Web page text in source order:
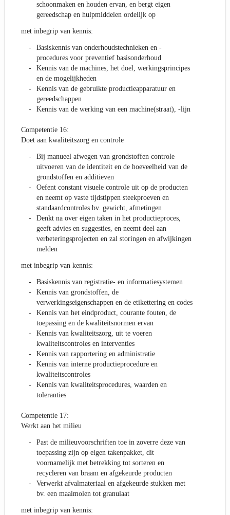
schoonmaken en houden ervan, en bergt eigen
gereedschap en hulpmiddelen ordelijk op
met inbegrip van kennis:
Basiskennis van onderhoudstechnieken en -
procedures voor preventief basisonderhoud
Kennis van de machines, het doel, werkingsprincipes
en de mogelijkheden
Kennis van de gebruikte productieapparatuur en
gereedschappen
Kennis van de werking van een machine(straat), -lijn
Competentie 16:
Doet aan kwaliteitszorg en controle
Bij manueel afwegen van grondstoffen controle
uitvoeren van de identiteit en de hoeveelheid van de
grondstoffen en additieven
Oefent constant visuele controle uit op de producten
en neemt op vaste tijdstippen steekproeven en
standaardcontroles bv. gewicht, afmetingen
Denkt na over eigen taken in het productieproces,
geeft advies en suggesties, en neemt deel aan
verbeteringsprojecten en zal storingen en afwijkingen
melden
met inbegrip van kennis:
Basiskennis van registratie- en informatiesystemen
Kennis van grondstoffen, de
verwerkingseigenschappen en de etikettering en codes
Kennis van het eindproduct, courante fouten, de
toepassing en de kwaliteitsnormen ervan
Kennis van kwaliteitszorg, uit te voeren
kwaliteitscontroles en interventies
Kennis van rapportering en administratie
Kennis van interne productieprocedure en
kwaliteitscontroles
Kennis van kwaliteitsprocedures, waarden en
toleranties
Competentie 17:
Werkt aan het milieu
Past de milieuvoorschriften toe in zoverre deze van
toepassing zijn op eigen takenpakket, dit
voornamelijk met betrekking tot sorteren en
recycleren van braam en afgekeurde producten
Verwerkt afvalmateriaal en afgekeurde stukken met
bv. een maalmolen tot granulaat
met inbegrip van kennis: